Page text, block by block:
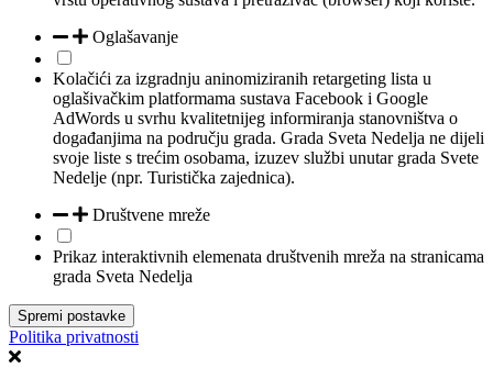
Oglašavanje
Kolačići za izgradnju aninomiziranih retargeting lista u
oglašivačkim platformama sustava Facebook i Google
AdWords u svrhu kvalitetnijeg informiranja stanovništva o
događanjima na području grada. Grada Sveta Nedelja ne dijeli
svoje liste s trećim osobama, izuzev službi unutar grada Svete
Nedelje (npr. Turistička zajednica).
Društvene mreže
Prikaz interaktivnih elemenata društvenih mreža na stranicama
grada Sveta Nedelja
Spremi postavke
Politika privatnosti